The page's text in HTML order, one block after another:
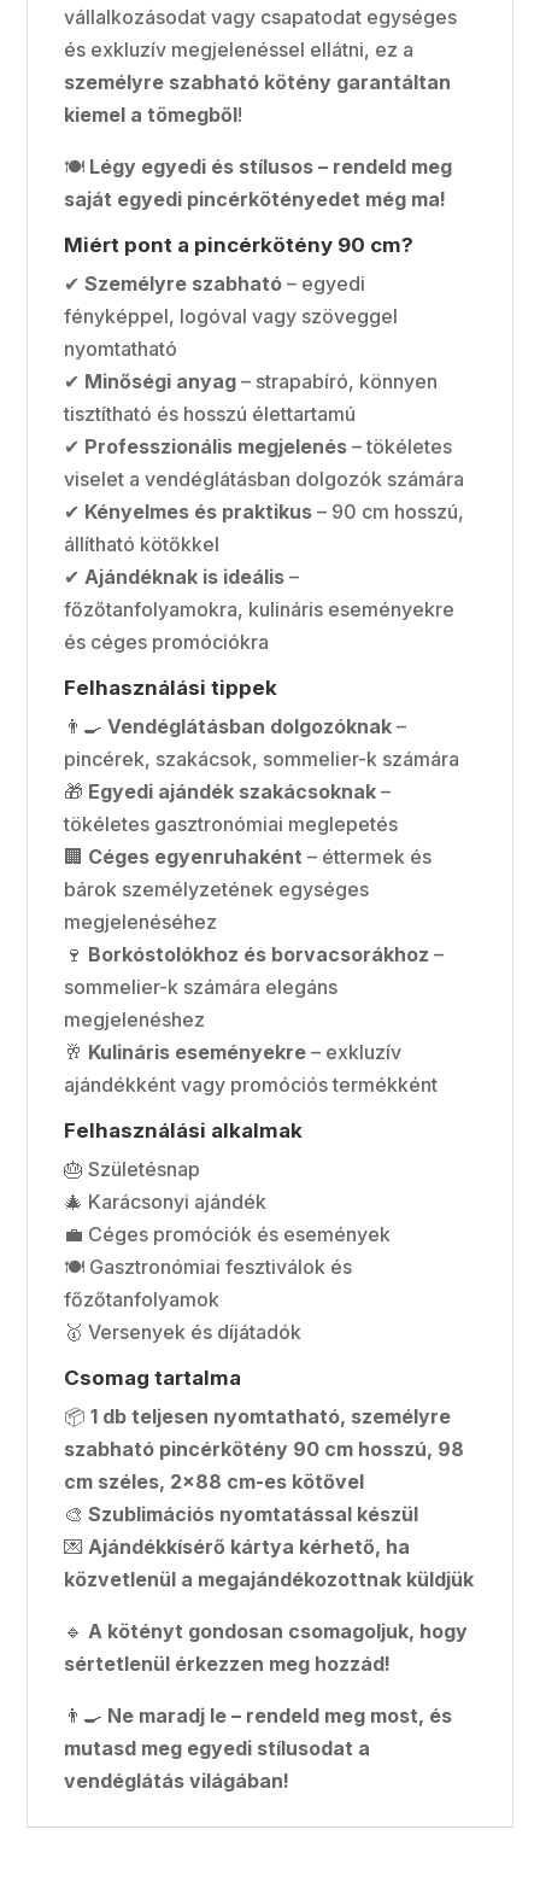
vállalkozásodat vagy csapatodat egységes
és exkluzív megjelenéssel ellátni, ez a
személyre szabható kötény garantáltan
kiemel a tömegből!
🍽 Légy egyedi és stílusos – rendeld meg
saját egyedi pincérkötényedet még ma!
Miért pont a pincérkötény 90 cm?
✔Személyre szabható – egyedi
fényképpel, logóval vagy szöveggel
nyomtatható
✔ Minőségi anyag – strapabíró, könnyen
tisztítható és hosszú élettartamú
✔ Professzionális megjelenés – tökéletes
viselet a vendéglátásban dolgozók számára
✔ Kényelmes és praktikus – 90 cm hosszú,
állítható kötőkkel
✔ Ajándéknak is ideális –
főzőtanfolyamokra, kulináris eseményekre
és céges promóciókra
Felhasználási tippek
👨‍🍳Vendéglátásban dolgozóknak –
pincérek, szakácsok, sommelier-k számára
🎁 Egyedi ajándék szakácsoknak –
tökéletes gasztronómiai meglepetés
🏢 Céges egyenruhaként – éttermek és
bárok személyzetének egységes
megjelenéséhez
🍷 Borkóstolókhoz és borvacsorákhoz –
sommelier-k számára elegáns
megjelenéshez
🥂 Kulináris eseményekre – exkluzív
ajándékként vagy promóciós termékként
Felhasználási alkalmak
🎂 Születésnap
🎄 Karácsonyi ajándék
💼 Céges promóciók és események
🍽 Gasztronómiai fesztiválok és
főzőtanfolyamok
🥇 Versenyek és díjátadók
Csomag tartalma
📦1 db teljesen nyomtatható, személyre
szabható pincérkötény 90 cm hosszú, 98
cm széles, 2×88 cm-es kötővel
🎨Szublimációs nyomtatással készül
💌 Ajándékkísérő kártya kérhető, ha
közvetlenül a megajándékozottnak küldjük
🔹 A kötényt gondosan csomagoljuk, hogy
sértetlenül érkezzen meg hozzád!
👨‍🍳 Ne maradj le – rendeld meg most, és
mutasd meg egyedi stílusodat a
vendéglátás világában!